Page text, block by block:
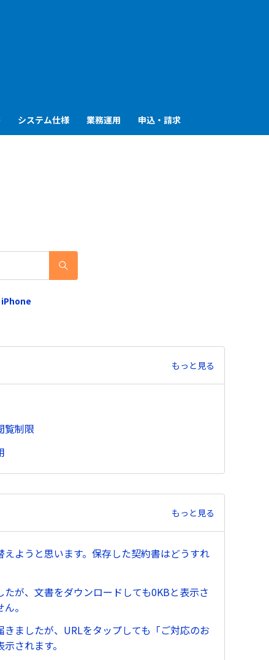
システム仕様 業務運用 申込・請求
る
iPhone
もっと見る
覧制限
もっと見る
えようと思います。保存した契約書はどうすれ
が、文書をダウンロードしても0KBと表示さ
。
ましたが、URLをタップしても「ご対応のお
されます。